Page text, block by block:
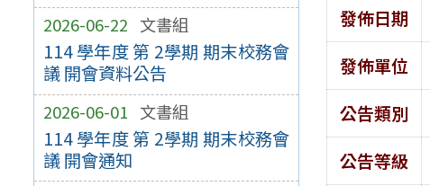
2026-06-22 文書組
114 學年度 第 2學期 期末校務會
議 開會資料公告
2026-06-01 文書組
114 學年度 第 2學期 期末校務會
議 開會通知
發佈日期
發佈單位
公告類別
公告等級